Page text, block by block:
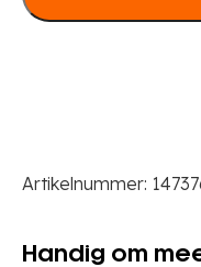
Artikelnummer:
Handig om